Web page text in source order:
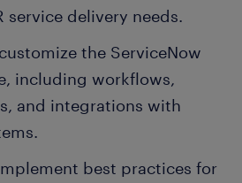
service delivery needs.
the ServiceNow
including workflows,
and integrations with
best practices for